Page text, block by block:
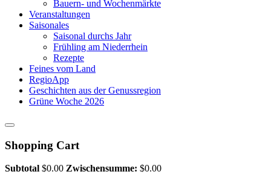
Bauern- und Wochenmärkte
Veranstaltungen
Saisonales
Saisonal durchs Jahr
Frühling am Niederrhein
Rezepte
Feines vom Land
RegioApp
Geschichten aus der Genussregion
Grüne Woche 2026
Shopping Cart
Subtotal $0.00 Zwischensumme: $0.00